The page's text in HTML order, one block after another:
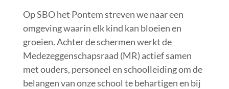
Op SBO het Pontem streven we naar een
omgeving waarin elk kind kan bloeien en
groeien. Achter de schermen werkt de
Medezeggenschapsraad (MR) actief samen
met ouders, personeel en schoolleiding om de
belangen van onze school te behartigen en bij